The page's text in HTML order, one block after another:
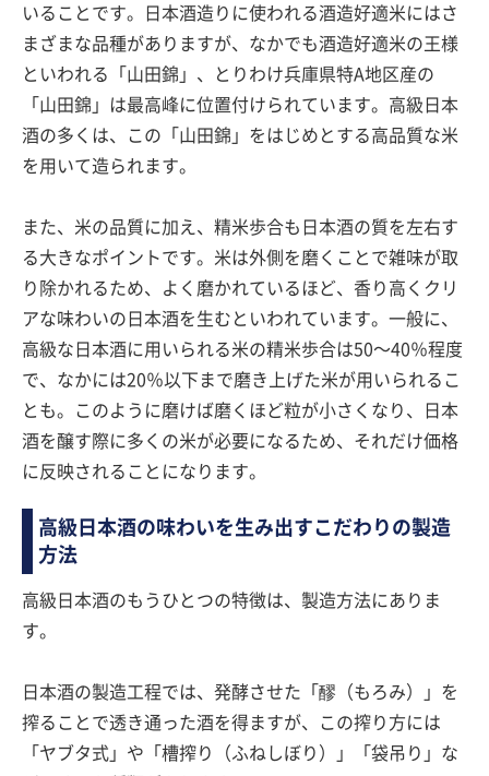
いることです。日本酒造りに使われる酒造好適米にはさ
まざまな品種がありますが、なかでも酒造好適米の王様
といわれる「山田錦」、とりわけ兵庫県特A地区産の
「山田錦」は最高峰に位置付けられています。高級日本
酒の多くは、この「山田錦」をはじめとする高品質な米
を用いて造られます。
また、米の品質に加え、精米歩合も日本酒の質を左右す
る大きなポイントです。米は外側を磨くことで雑味が取
り除かれるため、よく磨かれているほど、香り高くクリ
アな味わいの日本酒を生むといわれています。一般に、
高級な日本酒に用いられる米の精米歩合は50〜40％程度
で、なかには20％以下まで磨き上げた米が用いられるこ
とも。このように磨けば磨くほど粒が小さくなり、日本
酒を醸す際に多くの米が必要になるため、それだけ価格
に反映されることになります。
高級日本酒の味わいを生み出すこだわりの製造
方法
高級日本酒のもうひとつの特徴は、製造方法にありま
す。
日本酒の製造工程では、発酵させた「醪（もろみ）」を
搾ることで透き通った酒を得ますが、この搾り方には
「ヤブタ式」や「槽搾り（ふねしぼり）」「袋吊り」な